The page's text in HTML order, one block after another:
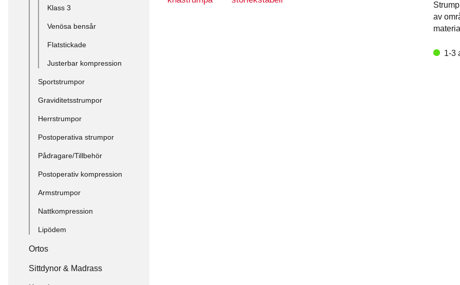
Klass 3
Venösa bensår
Flatstickade
Justerbar kompression
Sportstrumpor
Graviditetsstrumpor
Herrstrumpor
Postoperativa strumpor
Pådragare/Tillbehör
Postoperativ kompression
Armstrumpor
Nattkompression
Lipödem
Ortos
Sittdynor & Madrass
av
material
1-3